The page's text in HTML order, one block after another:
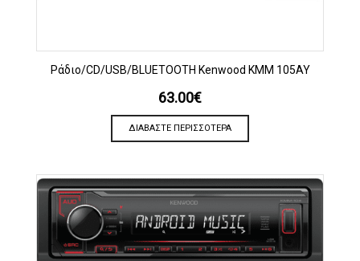
Ράδιο/CD/USB/BLUETOOTH Kenwood KMM 105AY
63.00€
ΔΙΑΒΆΣΤΕ ΠΕΡΙΣΣΌΤΕΡΑ